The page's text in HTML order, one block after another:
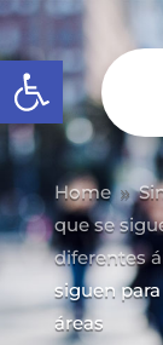
Abrir barra de
Home 9
que se
diferentes
siguen
áreas